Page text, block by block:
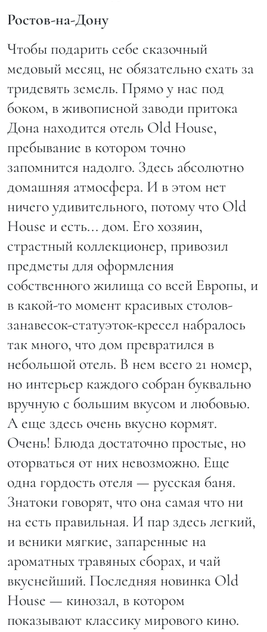
Ростов-на-Дону
Чтобы подарить себе сказочный
медовый месяц, не обязательно ехать за
тридевять земель. Прямо у нас под
боком, в живописной заводи притока
Дона находится отель Old House,
пребывание в котором точно
запомнится надолго. Здесь абсолютно
домашняя атмосфера. И в этом нет
ничего удивительного, потому что Old
House и есть... дом. Его хозяин,
страстный коллекционер, привозил
предметы для оформления
собственного жилища со всей Европы, и
в какой-то момент красивых столов-
занавесок-статуэток-кресел набралось
так много, что дом превратился в
небольшой отель. В нем всего 21 номер,
но интерьер каждого собран буквально
вручную с большим вкусом и любовью.
А еще здесь очень вкусно кормят.
Очень! Блюда достаточно простые, но
оторваться от них невозможно. Еще
одна гордость отеля — русская баня.
Знатоки говорят, что она самая что ни
на есть правильная. И пар здесь легкий,
и веники мягкие, запаренные на
ароматных травяных сборах, и чай
вкуснейший. Последняя новинка Old
House — кинозал, в котором
показывают классику мирового кино.